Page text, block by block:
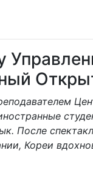
После
Кореи